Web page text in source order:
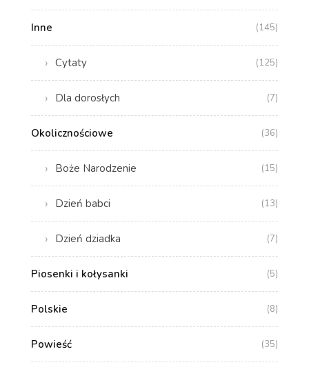
Inne (145)
Cytaty (125)
Dla dorosłych (7)
Okolicznościowe (36)
Boże Narodzenie (15)
Dzień babci (13)
Dzień dziadka (7)
Piosenki i kołysanki (5)
Polskie (8)
Powieść (35)